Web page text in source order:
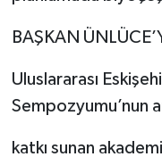
BAŞKAN
Uluslararası
Sempozyumu’nun
katkı sunan